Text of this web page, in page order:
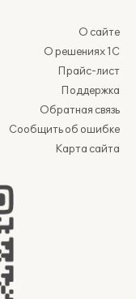
О сайте
О решениях 1С
Прайс-лист
Поддержка
Обратная связь
Сообщить об ошибке
Карта сайта